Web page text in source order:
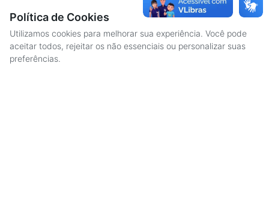
acesso público.
Política de Cookies
Utilizamos cookies para melhorar sua experiência. Você pode
aceitar todos, rejeitar os não essenciais ou personalizar suas
preferências.